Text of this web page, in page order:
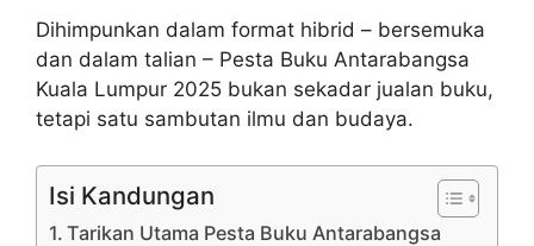
Dihimpunkan dalam format hibrid – bersemuka
dan dalam talian – Pesta Buku Antarabangsa
Kuala Lumpur 2025 bukan sekadar jualan buku,
tetapi satu sambutan ilmu dan budaya.
Isi Kandungan
Tarikan Utama Pesta Buku Antarabangsa